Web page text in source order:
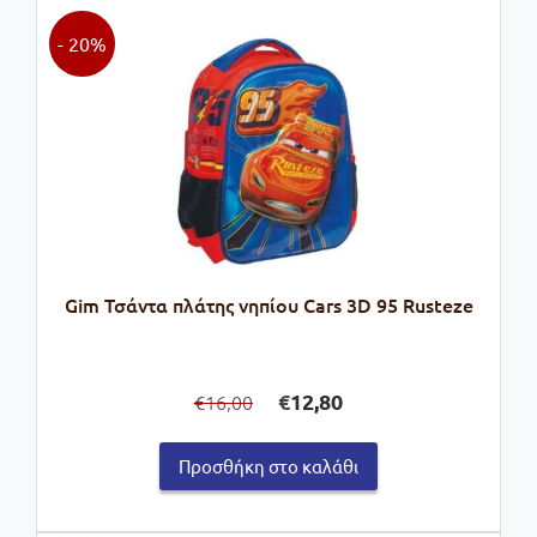
Gim Τσάντα πλάτης νηπίου Cars 3D 95 Rusteze
- 20%
€16,00
price
was:
€16,00.
€12,80τρέχουσα
τιμή
είναι:
€12,80.
Προσθήκη στο καλάθι